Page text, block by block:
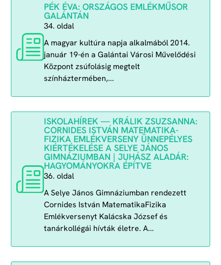
PÉK ÉVA: ORSZÁGOS EMLÉKMŰSOR
GALÁNTÁN
34. oldal
A magyar kultúra napja alkalmából 2014.
január 19-én a Galántai Városi Művelődési
Központ zsúfolásig megtelt
színháztermében,...
ISKOLAHÍREK — KRÁLIK ZSUZSANNA:
CORNIDES ISTVÁN MATEMATIKA-
FIZIKA EMLÉKVERSENY ÜNNEPÉLYES
KIÉRTÉKELÉSE A SELYE JÁNOS
GIMNÁZIUMBAN | JUHÁSZ ALADÁR:
HAGYOMÁNYOKRA ÉPÍTVE
36. oldal
A Selye János Gimnáziumban rendezett
Cornides István MatematikaFizika
Emlékversenyt Kalácska József és
tanárkollégái hívták életre. A...